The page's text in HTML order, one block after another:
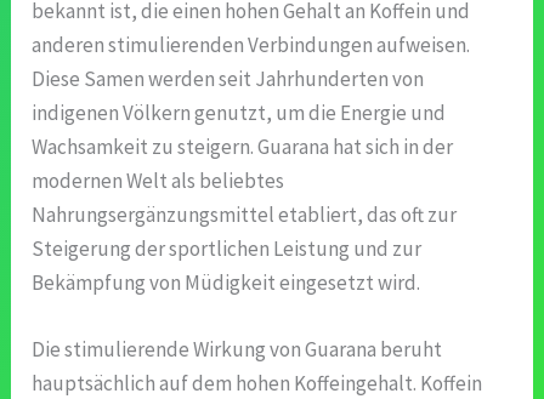
bekannt ist, die einen hohen Gehalt an Koffein und
anderen stimulierenden Verbindungen aufweisen.
Diese Samen werden seit Jahrhunderten von
indigenen Völkern genutzt, um die Energie und
Wachsamkeit zu steigern. Guarana hat sich in der
modernen Welt als beliebtes
Nahrungsergänzungsmittel etabliert, das oft zur
Steigerung der sportlichen Leistung und zur
Bekämpfung von Müdigkeit eingesetzt wird.
Die stimulierende Wirkung von Guarana beruht
hauptsächlich auf dem hohen Koffeingehalt. Koffein